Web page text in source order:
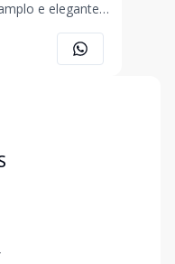
lareira, sala
adeg